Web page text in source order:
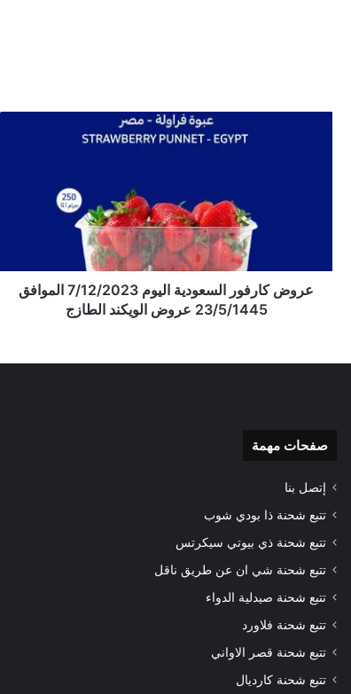
عروض كارفور السعودية اليوم 7/12/2023 الموافق
23/5/1445 عروض الويكند الطازج
صفحات مهمة
إتصل بنا
تتبع شحنة ذا بودي شوب
تتبع شحنة ذي بيوتي سيكرتس
تتبع شحنة شي ان عن طريق ناقل
تتبع شحنة صيدلية الدواء
تتبع شحنة فلاورد
تتبع شحنة قصر الاواني
تتبع شحنة كارديال